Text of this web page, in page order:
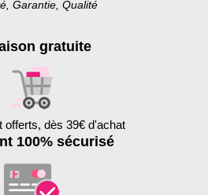
Garantie, Qualité
gratuite
offerts, dès 39€ d'achat
100% sécurisé